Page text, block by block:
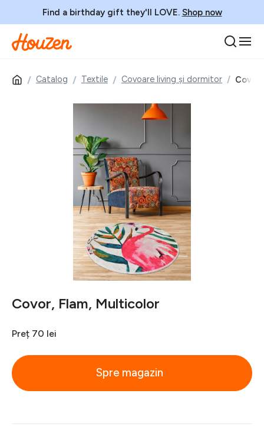
Find a birthday gift they'll LOVE. Shop now
Catalog Textile Covoare living și dormitor
Covor, Flam, Multicolor
Preț 70 lei
Spre magazin